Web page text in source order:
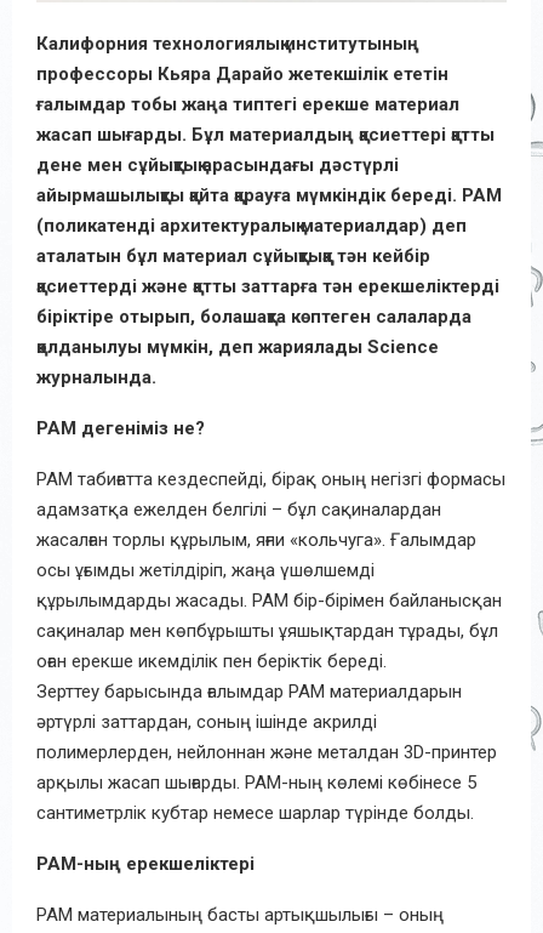
Калифорния технологиялық институтының
профессоры Кьяра Дарайо жетекшілік ететін
ғалымдар тобы жаңа типтегі ерекше материал
жасап шығарды. Бұл материалдың қасиеттері қатты
дене мен сұйықтық арасындағы дәстүрлі
айырмашылықты қайта қарауға мүмкіндік береді. PAM
(поликатенді архитектуралық материалдар) деп
аталатын бұл материал сұйықтыққа тән кейбір
қасиеттерді және қатты заттарға тән ерекшеліктерді
біріктіре отырып, болашақта көптеген салаларда
қолданылуы мүмкін, деп жариялады Science
журналында.
PAM дегеніміз не?
PAM табиғатта кездеспейді, бірақ оның негізгі формасы
адамзатқа ежелден белгілі – бұл сақиналардан
жасалған торлы құрылым, яғни «кольчуга». Ғалымдар
осы ұғымды жетілдіріп, жаңа үшөлшемді
құрылымдарды жасады. PAM бір-бірімен байланысқан
сақиналар мен көпбұрышты ұяшықтардан тұрады, бұл
оған ерекше икемділік пен беріктік береді.
Зерттеу барысында ғалымдар PAM материалдарын
әртүрлі заттардан, соның ішінде акрилді
полимерлерден, нейлоннан және металдан 3D-принтер
арқылы жасап шығарды. PAM-ның көлемі көбінесе 5
сантиметрлік кубтар немесе шарлар түрінде болды.
PAM-ның ерекшеліктері
PAM материалының басты артықшылығы – оның